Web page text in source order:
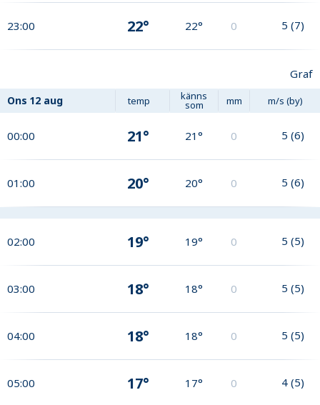
23:00 22° 22° 0 5 (7)
Graf
Ons 12 aug temp känns
som mm m/s (by)
00:00 21° 21° 0 5 (6)
01:00 20° 20° 0 5 (6)
02:00 19° 19° 0 5 (5)
03:00 18° 18° 0 5 (5)
04:00 18° 18° 0 5 (5)
05:00 17° 17° 0 4 (5)